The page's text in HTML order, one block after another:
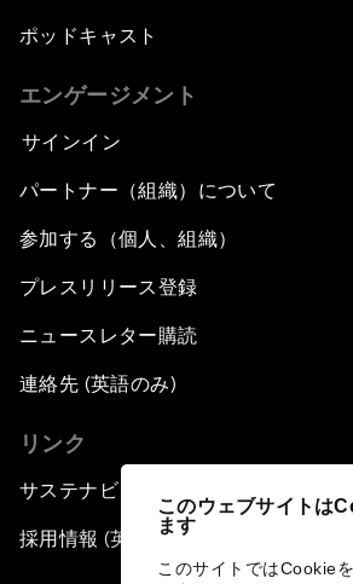
このウェブサイトは
ます
このサイトではCookie
ポッドキャスト
エンゲージメント
サインイン
パートナー（組織）について
参加する（個人、組織）
プレスリリース登録
ニュースレター購読
連絡先 (英語のみ)
リンク
サステナビリティへの取り組み
採用情報 (英語のみ)